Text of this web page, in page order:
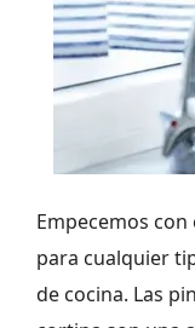
Empecemos
para cualquier
de cocina. Las